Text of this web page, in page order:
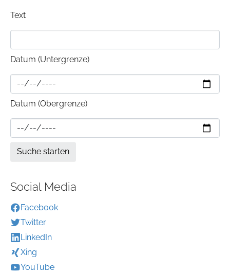
Text
Datum (Untergrenze)
Datum (Obergrenze)
Social Media
Facebook
Twitter
LinkedIn
Xing
YouTube